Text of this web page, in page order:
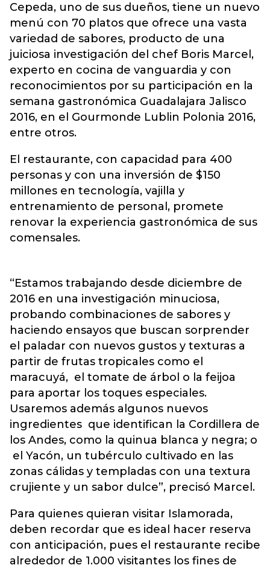
Cepeda, uno de sus dueños, tiene un nuevo
menú con 70 platos que ofrece una vasta
variedad de sabores, producto de una
juiciosa investigación del chef Boris Marcel,
experto en cocina de vanguardia y con
reconocimientos por su participación en la
semana gastronómica Guadalajara Jalisco
2016, en el Gourmonde Lublin Polonia 2016,
entre otros.
El restaurante, con capacidad para 400
personas y con una inversión de $150
millones en tecnología, vajilla y
entrenamiento de personal, promete
renovar la experiencia gastronómica de sus
comensales.
“Estamos trabajando desde diciembre de
2016 en una investigación minuciosa,
probando combinaciones de sabores y
haciendo ensayos que buscan sorprender
el paladar con nuevos gustos y texturas a
partir de frutas tropicales como el
maracuyá, el tomate de árbol o la feijoa
para aportar los toques especiales.
Usaremos además algunos nuevos
ingredientes que identifican la Cordillera de
los Andes, como la quinua blanca y negra; o
el Yacón, un tubérculo cultivado en las
zonas cálidas y templadas con una textura
crujiente y un sabor dulce”, precisó Marcel.
Para quienes quieran visitar Islamorada,
deben recordar que es ideal hacer reserva
con anticipación, pues el restaurante recibe
alrededor de 1.000 visitantes los fines de